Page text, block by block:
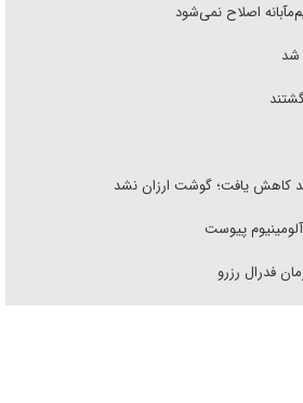
اصلاح نمی‌شود
شد
پیوست
فدرال رزرو